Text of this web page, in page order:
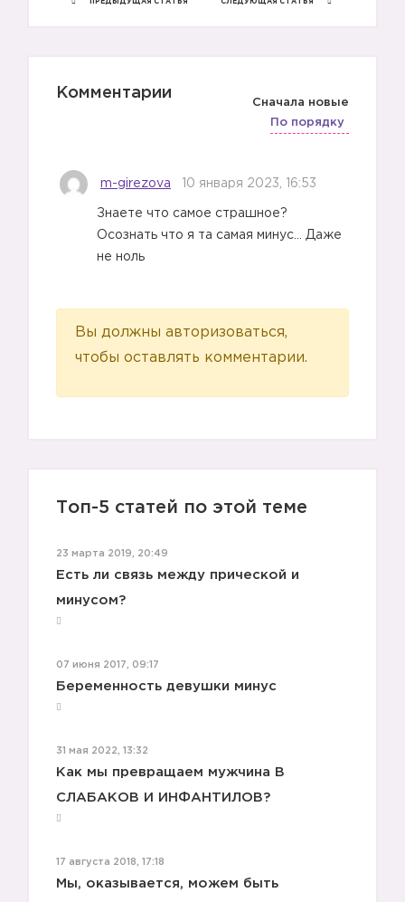
1️⃣
ПРЕДЫДУЩАЯ СТАТЬЯ СЛЕДУЮЩАЯ СТАТЬЯ
Комментарии
Сначала новые
По порядку
m-girezova 10 января 2023, 16:53
Знаете что самое страшное?
Осознать что я та самая минус… Даже
не ноль
Вы должны авторизоваться,
чтобы оставлять комментарии.
Топ-5 статей по этой теме
23 марта 2019, 20:49
Есть ли связь между прической и
минусом?
07 июня 2017, 09:17
Беременность девушки минус
31 мая 2022, 13:32
Как мы превращаем мужчина В
СЛАБАКОВ И ИНФАНТИЛОВ?
17 августа 2018, 17:18
Мы, оказывается, можем быть